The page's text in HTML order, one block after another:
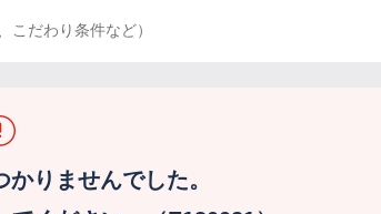
こだわり条件など）
りませんでした。